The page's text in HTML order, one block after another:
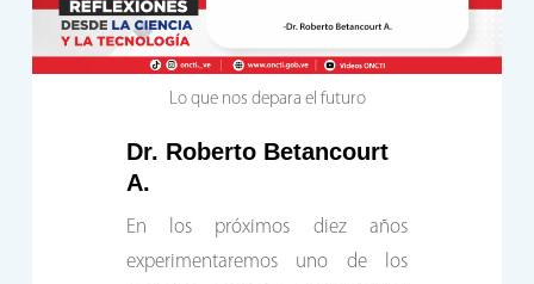
Lo que nos depara el futuro
Dr. Roberto Betancourt
A.
En los próximos diez años
experimentaremos uno de los